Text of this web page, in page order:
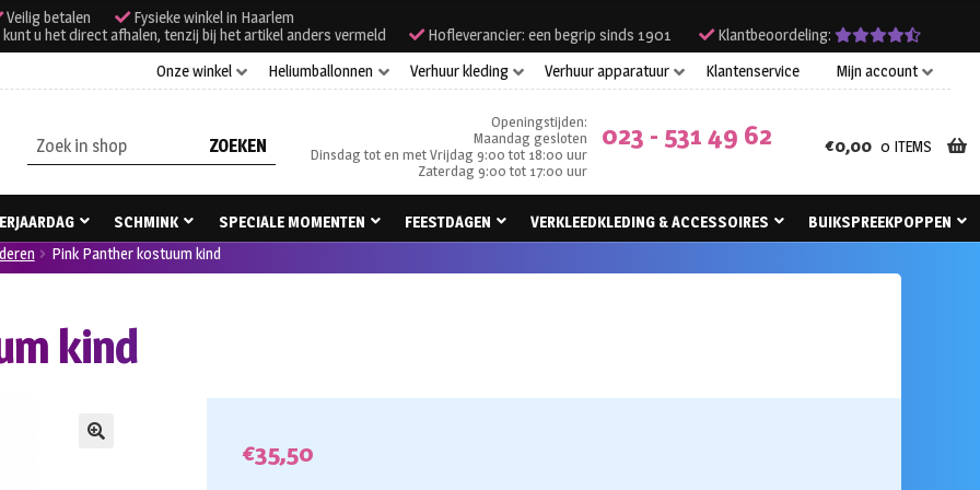
Veilig betalen
Fysieke winkel in Haarlem
u het direct afhalen, tenzij bij het artikel anders vermeld
Hofleverancier: een begrip sinds 1901
Klantbeoordeling:
Onze winkel
Heliumballonnen Verhuur kleding Verhuur apparatuur Klantenservice Mijn account
Zoeken
naar:
Openingstijden:
Maandag gesloten
Dinsdag tot en met Vrijdag 9:00 tot 18:00 uur
Zaterdag 9:00 tot 17:00 uur
023 - 531 49 62 €0,00 0 ITEMS
SCHMINK SPECIALE MOMENTEN FEESTDAGEN VERKLEEDKLEDING & ACCESSOIRES
BUIKSPREEKPOPPEN
Pink Panther kostuum kind
kind
€35,50